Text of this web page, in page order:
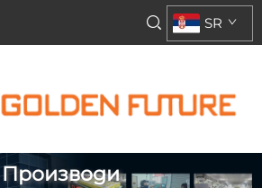
SR
Производи